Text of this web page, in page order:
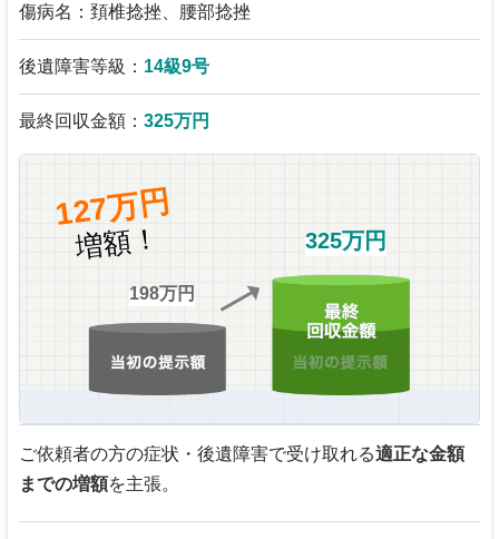
傷病名：頚椎捻挫、腰部捻挫
後遺障害等級： 14級9号
最終回収金額： 325万円
127万円
増額！
198万円
325万円
ご依頼者の方の症状・後遺障害で受け取れる適正な金額
までの増額を主張。